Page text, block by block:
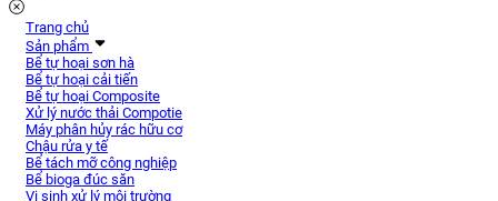
Trang chủ
Sản phẩm
Bể tự hoại sơn hà
Bể tự hoại cải tiến
Bể tự hoại Composite
Xử lý nước thải Compotie
Máy phân hủy rác hữu cơ
Chậu rửa y tế
Bể tách mỡ công nghiệp
Bể bioga đúc săn
Vi sinh xử lý môi trường